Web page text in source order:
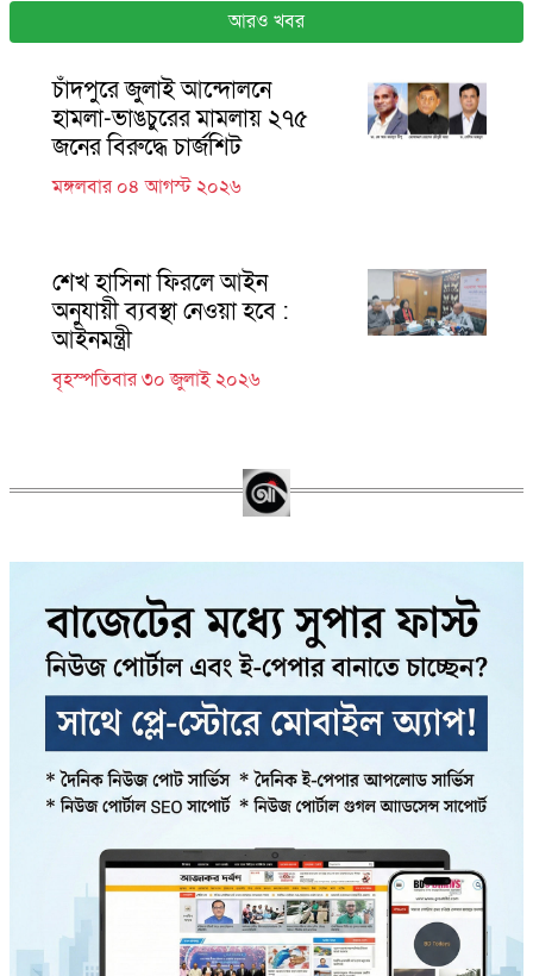
আরও খবর
চাঁদপুরে জুলাই আন্দোলনে
হামলা-ভাঙচুরের মামলায় ২৭৫
জনের বিরুদ্ধে চার্জশিট
মঙ্গলবার ০৪ আগস্ট ২০২৬
শেখ হাসিনা ফিরলে আইন
অনুযায়ী ব্যবস্থা নেওয়া হবে :
আইনমন্ত্রী
বৃহস্পতিবার ৩০ জুলাই ২০২৬